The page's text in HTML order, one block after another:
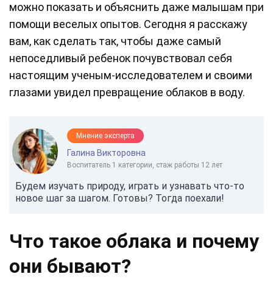
можно показать и объяснить даже малышам при
помощи веселых опытов. Сегодня я расскажу
вам, как сделать так, чтобы даже самый
непоседливый ребенок почувствовал себя
настоящим ученым-исследователем и своими
глазами увидел превращение облаков в воду.
Мнение эксперта
Галина Викторовна
Воспитатель 1 категории, стаж работы 12 лет
Будем изучать природу, играть и узнавать что-то
новое шаг за шагом. Готовы? Тогда поехали!
Что такое облака и почему
они бывают?